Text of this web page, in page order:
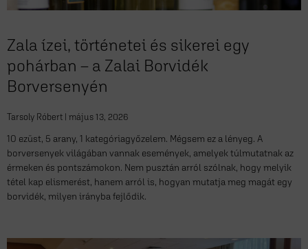
Zala ízei, történetei és sikerei egy
pohárban – a Zalai Borvidék
Borversenyén
Tarsoly Róbert május 13, 2026
10 ezüst, 5 arany, 1 kategóriagyőzelem. Mégsem ez a lényeg. A
borversenyek világában vannak események, amelyek túlmutatnak az
érmeken és pontszámokon. Nem pusztán arról szólnak, hogy melyik
tétel kap elismerést, hanem arról is, hogyan mutatja meg magát egy
borvidék, milyen irányba fejlődik.